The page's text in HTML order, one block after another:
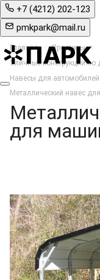
+7 (4212) 202-123
pmkpark@mail.ru
Главная
Продукты
Уличные конструкции по
Навесы для
Металлический навес
для